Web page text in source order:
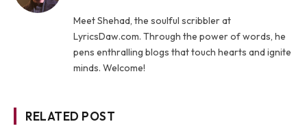
Meet Shehad, the soulful scribbler at
LyricsDaw.com. Through the power of words, he
pens enthralling blogs that touch hearts and ignite
minds. Welcome!
RELATED POST